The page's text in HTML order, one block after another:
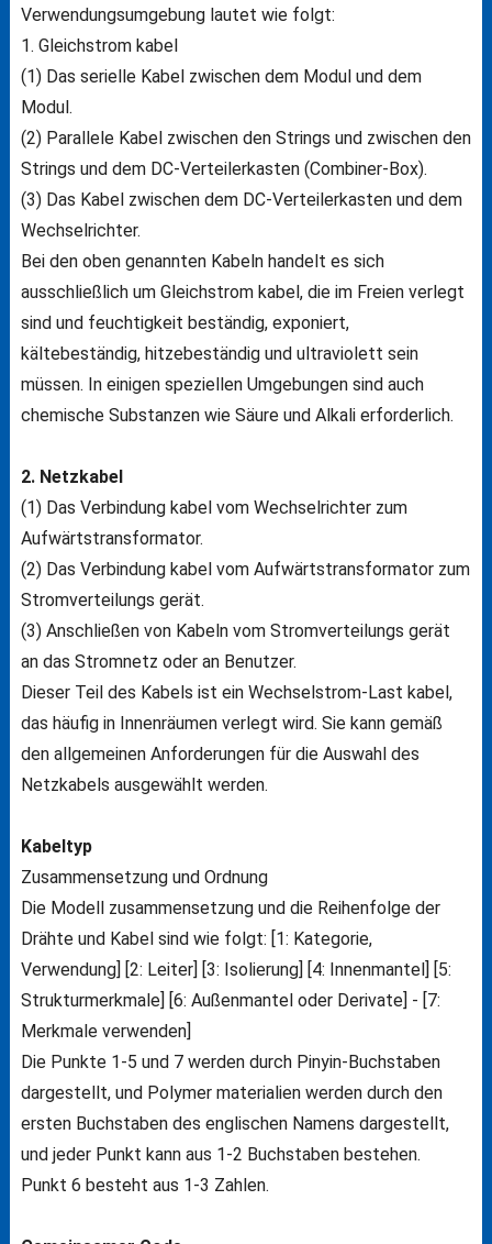
Verwendungsumgebung lautet wie folgt:
1. Gleichstrom kabel
(1) Das serielle Kabel zwischen dem Modul und dem
Modul.
(2) Parallele Kabel zwischen den Strings und zwischen den
Strings und dem DC-Verteilerkasten (Combiner-Box).
(3) Das Kabel zwischen dem DC-Verteilerkasten und dem
Wechselrichter.
Bei den oben genannten Kabeln handelt es sich
ausschließlich um Gleichstrom kabel, die im Freien verlegt
sind und feuchtigkeit beständig, exponiert,
kältebeständig, hitzebeständig und ultraviolett sein
müssen. In einigen speziellen Umgebungen sind auch
chemische Substanzen wie Säure und Alkali erforderlich.
2. Netzkabel
(1) Das Verbindung kabel vom Wechselrichter zum
Aufwärtstransformator.
(2) Das Verbindung kabel vom Aufwärtstransformator zum
Stromverteilungs gerät.
(3) Anschließen von Kabeln vom Stromverteilungs gerät
an das Stromnetz oder an Benutzer.
Dieser Teil des Kabels ist ein Wechselstrom-Last kabel,
das häufig in Innenräumen verlegt wird. Sie kann gemäß
den allgemeinen Anforderungen für die Auswahl des
Netzkabels ausgewählt werden.
Kabeltyp
Zusammensetzung und Ordnung
Die Modell zusammensetzung und die Reihenfolge der
Drähte und Kabel sind wie folgt: [1: Kategorie,
Verwendung] [2: Leiter] [3: Isolierung] [4: Innenmantel] [5:
Strukturmerkmale] [6: Außenmantel oder Derivate] - [7:
Merkmale verwenden]
Die Punkte 1-5 und 7 werden durch Pinyin-Buchstaben
dargestellt, und Polymer materialien werden durch den
ersten Buchstaben des englischen Namens dargestellt,
und jeder Punkt kann aus 1-2 Buchstaben bestehen.
Punkt 6 besteht aus 1-3 Zahlen.